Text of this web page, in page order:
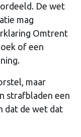
De wet
mag
Omtrent
of een
maar
strafbladen een
dat de wet dat